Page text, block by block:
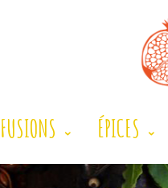
ÉPICES